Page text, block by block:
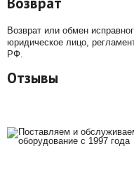
Возврат или обмен
юридическое лицо,
РФ.
Отзывы